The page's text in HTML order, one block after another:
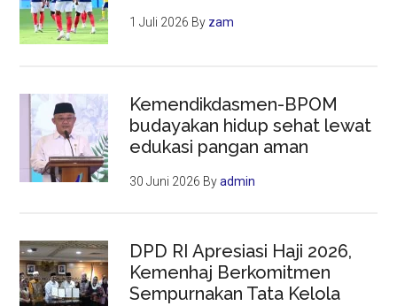
1 Juli 2026 By zam
Kemendikdasmen-BPOM
budayakan hidup sehat lewat
edukasi pangan aman
30 Juni 2026 Byadmin
DPD RI Apresiasi Haji 2026,
Kemenhaj Berkomitmen
Sempurnakan Tata Kelola